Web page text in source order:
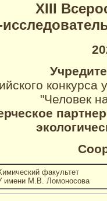
XIII
конкурса
"Человек
факультет
имени М.В. Ломоносова